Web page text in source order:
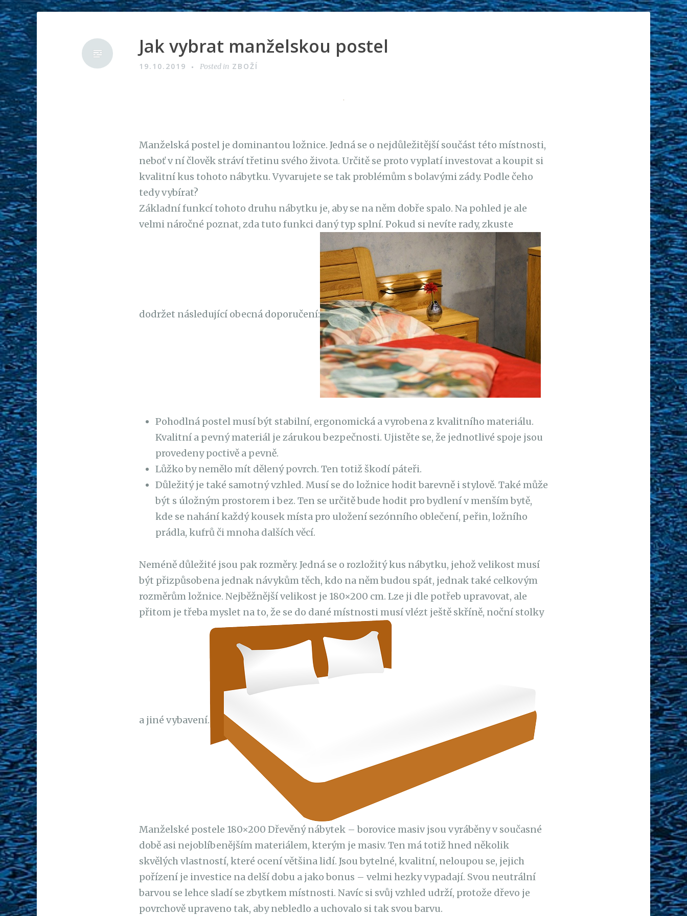
Jak vybrat manželskou postel
19.10.2019 Posted in ZBOŽÍ
Manželská postel je dominantou ložnice. Jedná se o nejdůležitější součást této místnosti,
neboť v ní člověk stráví třetinu svého života. Určitě se proto vyplatí investovat a koupit si
kvalitní kus tohoto nábytku. Vyvarujete se tak problémům s bolavými zády. Podle čeho
tedy vybírat?
Základní funkcí tohoto druhu nábytku je, aby se na něm dobře spalo. Na pohled je ale
velmi náročné poznat, zda tuto funkci daný typ splní. Pokud si nevíte rady, zkuste
dodržet následující obecná doporučení:
Pohodlná postel musí být stabilní, ergonomická a vyrobena z kvalitního materiálu.
Kvalitní a pevný materiál je zárukou bezpečnosti. Ujistěte se, že jednotlivé spoje jsou
provedeny poctivě a pevně.
Lůžko by nemělo mít dělený povrch. Ten totiž škodí páteři.
Důležitý je také samotný vzhled. Musí se do ložnice hodit barevně i stylově. Také může
být s úložným prostorem i bez. Ten se určitě bude hodit pro bydlení v menším bytě,
kde se nahání každý kousek místa pro uložení sezónního oblečení, peřin, ložního
prádla, kufrů či mnoha dalších věcí.
Neméně důležité jsou pak rozměry. Jedná se o rozložitý kus nábytku, jehož velikost musí
být přizpůsobena jednak návykům těch, kdo na něm budou spát, jednak také celkovým
rozměrům ložnice. Nejběžnější velikost je 180×200 cm. Lze ji dle potřeb upravovat, ale
přitom je třeba myslet na to, že se do dané místnosti musí vlézt ještě skříně, noční stolky
a jiné vybavení.
Manželské postele 180×200 Dřevěný nábytek – borovice masivjsou vyráběny v současné
době asi nejoblíbenějším materiálem, kterým je masiv. Ten má totiž hned několik
skvělých vlastností, které ocení většina lidí. Jsou bytelné, kvalitní, neloupou se, jejich
pořízení je investice na delší dobu a jako bonus – velmi hezky vypadají. Svou neutrální
barvou se lehce sladí se zbytkem místnosti. Navíc si svůj vzhled udrží, protože dřevo je
povrchově upraveno tak, aby nebledlo a uchovalo si tak svou barvu.